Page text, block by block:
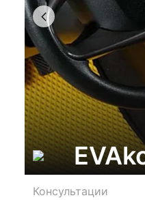
Консультации